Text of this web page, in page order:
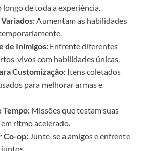
longo de toda a experiência.
Aumentam as habilidades
de Inimigos: Enfrente diferentes
vivos com habilidades únicas.
Customização: Itens coletados
para melhorar armas e
Tempo: Missões que testam suas
ritmo acelerado.
Co-op: Junte-se a amigos e enfrente